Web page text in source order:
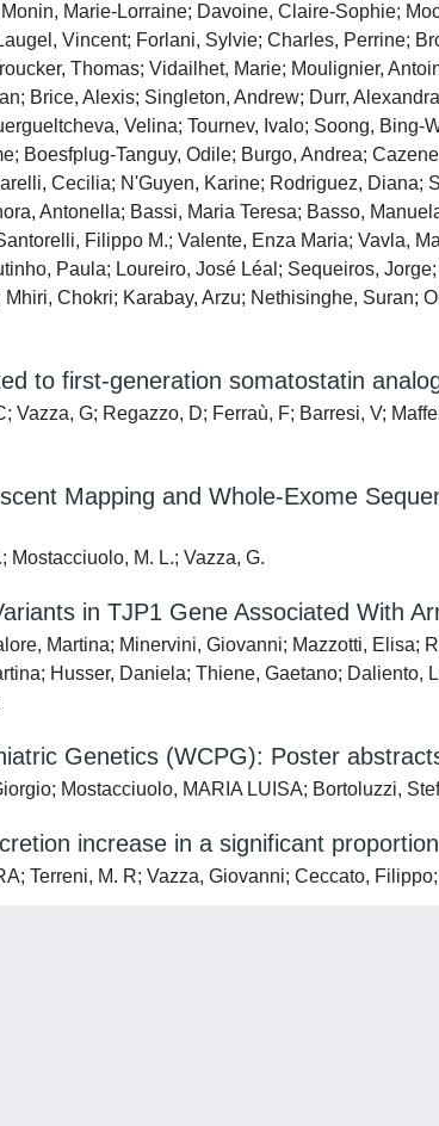
Marie-Lorraine; Davoine, Claire-Sophie;
Vincent; Forlani, Sylvie; Charles, Perrine;
Thomas; Vidailhet, Marie; Moulignier,
Brice, Alexis; Singleton, Andrew; Durr,
Velina; Tournev, Ivalo; Soong,
Boesfplug-Tanguy, Odile; Burgo, Andrea;
Cecilia; N'Guyen, Karine; Rodriguez, Diana;
Antonella; Bassi, Maria Teresa; Basso,
Filippo M.; Valente, Enza Maria; Vavla,
Paula; Loureiro, José Léal; Sequeiros,
Chokri; Karabay, Arzu; Nethisinghe, Suran;
to first-generation somatostatin
G; Regazzo, D; Ferraù, F; Barresi, V;
Mapping and Whole-Exome
Mostacciuolo, M. L.; Vazza, G.
in TJP1 Gene Associated With
Martina; Minervini, Giovanni; Mazzotti, Elisa;
Husser, Daniela; Thiene, Gaetano; Daliento,
Genetics (WCPG): Poster
Mostacciuolo, MARIA LUISA; Bortoluzzi,
increase in a significant
Terreni, M. R; Vazza, Giovanni; Ceccato,